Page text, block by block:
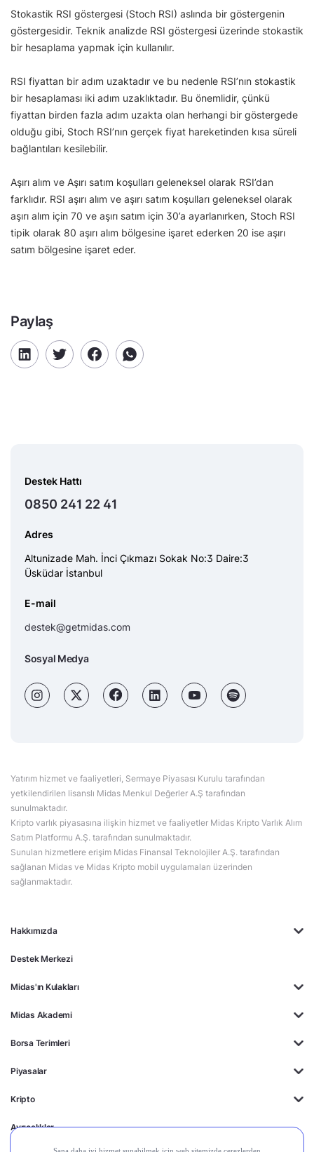
Stokastik RSI göstergesi (Stoch RSI) aslında bir göstergenin
göstergesidir. Teknik analizde RSI göstergesi üzerinde stokastik
bir hesaplama yapmak için kullanılır.
RSI fiyattan bir adım uzaktadır ve bu nedenle RSI’nın stokastik
bir hesaplaması iki adım uzaklıktadır. Bu önemlidir, çünkü
fiyattan birden fazla adım uzakta olan herhangi bir göstergede
olduğu gibi, Stoch RSI’nın gerçek fiyat hareketinden kısa süreli
bağlantıları kesilebilir.
Aşırı alım ve Aşırı satım koşulları geleneksel olarak RSI’dan
farklıdır. RSI aşırı alım ve aşırı satım koşulları geleneksel olarak
aşırı alım için 70 ve aşırı satım için 30’a ayarlanırken, Stoch RSI
tipik olarak 80 aşırı alım bölgesine işaret ederken 20 ise aşırı
satım bölgesine işaret eder.
Paylaş
Hakkımızda
Destek Merkezi
Midas'ın Kulakları
Midas Akademi
Borsa Terimleri
Piyasalar
Kripto
Ayrıcalıklar
Destek Hattı
0850 241 22 41
Adres
Altunizade Mah. İnci Çıkmazı Sokak No:3 Daire:3
Üsküdar İstanbul
E-mail
destek@getmidas.com
Sosyal Medya
Yatırım hizmet ve faaliyetleri, Sermaye Piyasası Kurulu tarafından
yetkilendirilen lisanslı Midas Menkul Değerler A.Ş tarafından
sunulmaktadır.
Kripto varlık piyasasına ilişkin hizmet ve faaliyetler Midas Kripto Varlık Alım
Satım Platformu A.Ş. tarafından sunulmaktadır.
Sunulan hizmetlere erişim Midas Finansal Teknolojiler A.Ş. tarafından
sağlanan Midas ve Midas Kripto mobil uygulamaları üzerinden
sağlanmaktadır.